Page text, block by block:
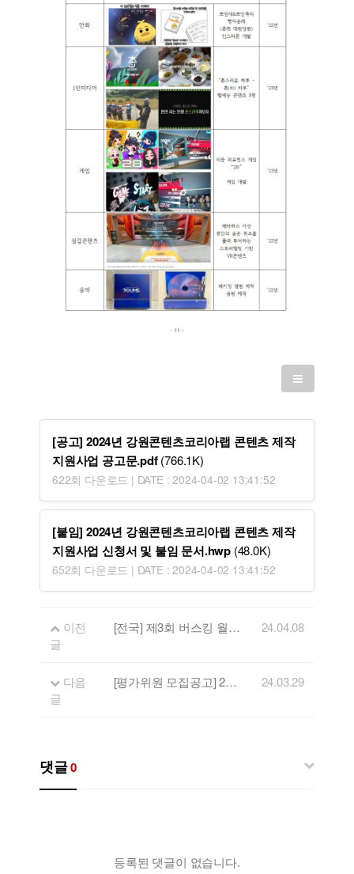
[공고] 2024년 강원콘텐츠코리아랩 콘텐츠 제작
지원사업 공고문.pdf(766.1K)
622회 다운로드 | DATE : 2024-04-02 13:41:52
[붙임] 2024년 강원콘텐츠코리아랩 콘텐츠 제작
지원사업 신청서 및 붙임 문서.hwp (48.0K)
652회 다운로드 | DATE : 2024-04-02 13:41:52
이전
글
[전국] 제3회 버스킹 월드컵 경연 참가자 모집 참가자 모집 (수상하면 해외로!) 24.04.08
다음
글
[평가위원 모집공고] 2024년 강원음악창작소 프로그램 운영 및 관리 용역 제안서 평가위원(후보자)모집 24.03.29
댓글0
등록된 댓글이 없습니다.